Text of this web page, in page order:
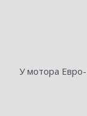
У мотора